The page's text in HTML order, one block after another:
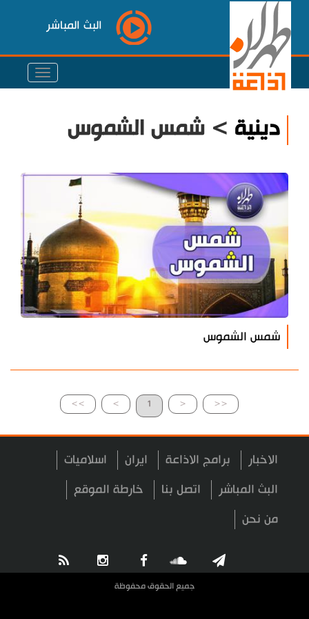
البث المباشر
دينية > شمس الشموس
شمس الشموس
>> > 1 < <<
الاخبار برامج الاذاعة ايران اسلاميات
البث المباشر اتصل بنا خارطة الموقع
من نحن
جميع الحقوق محفوظة